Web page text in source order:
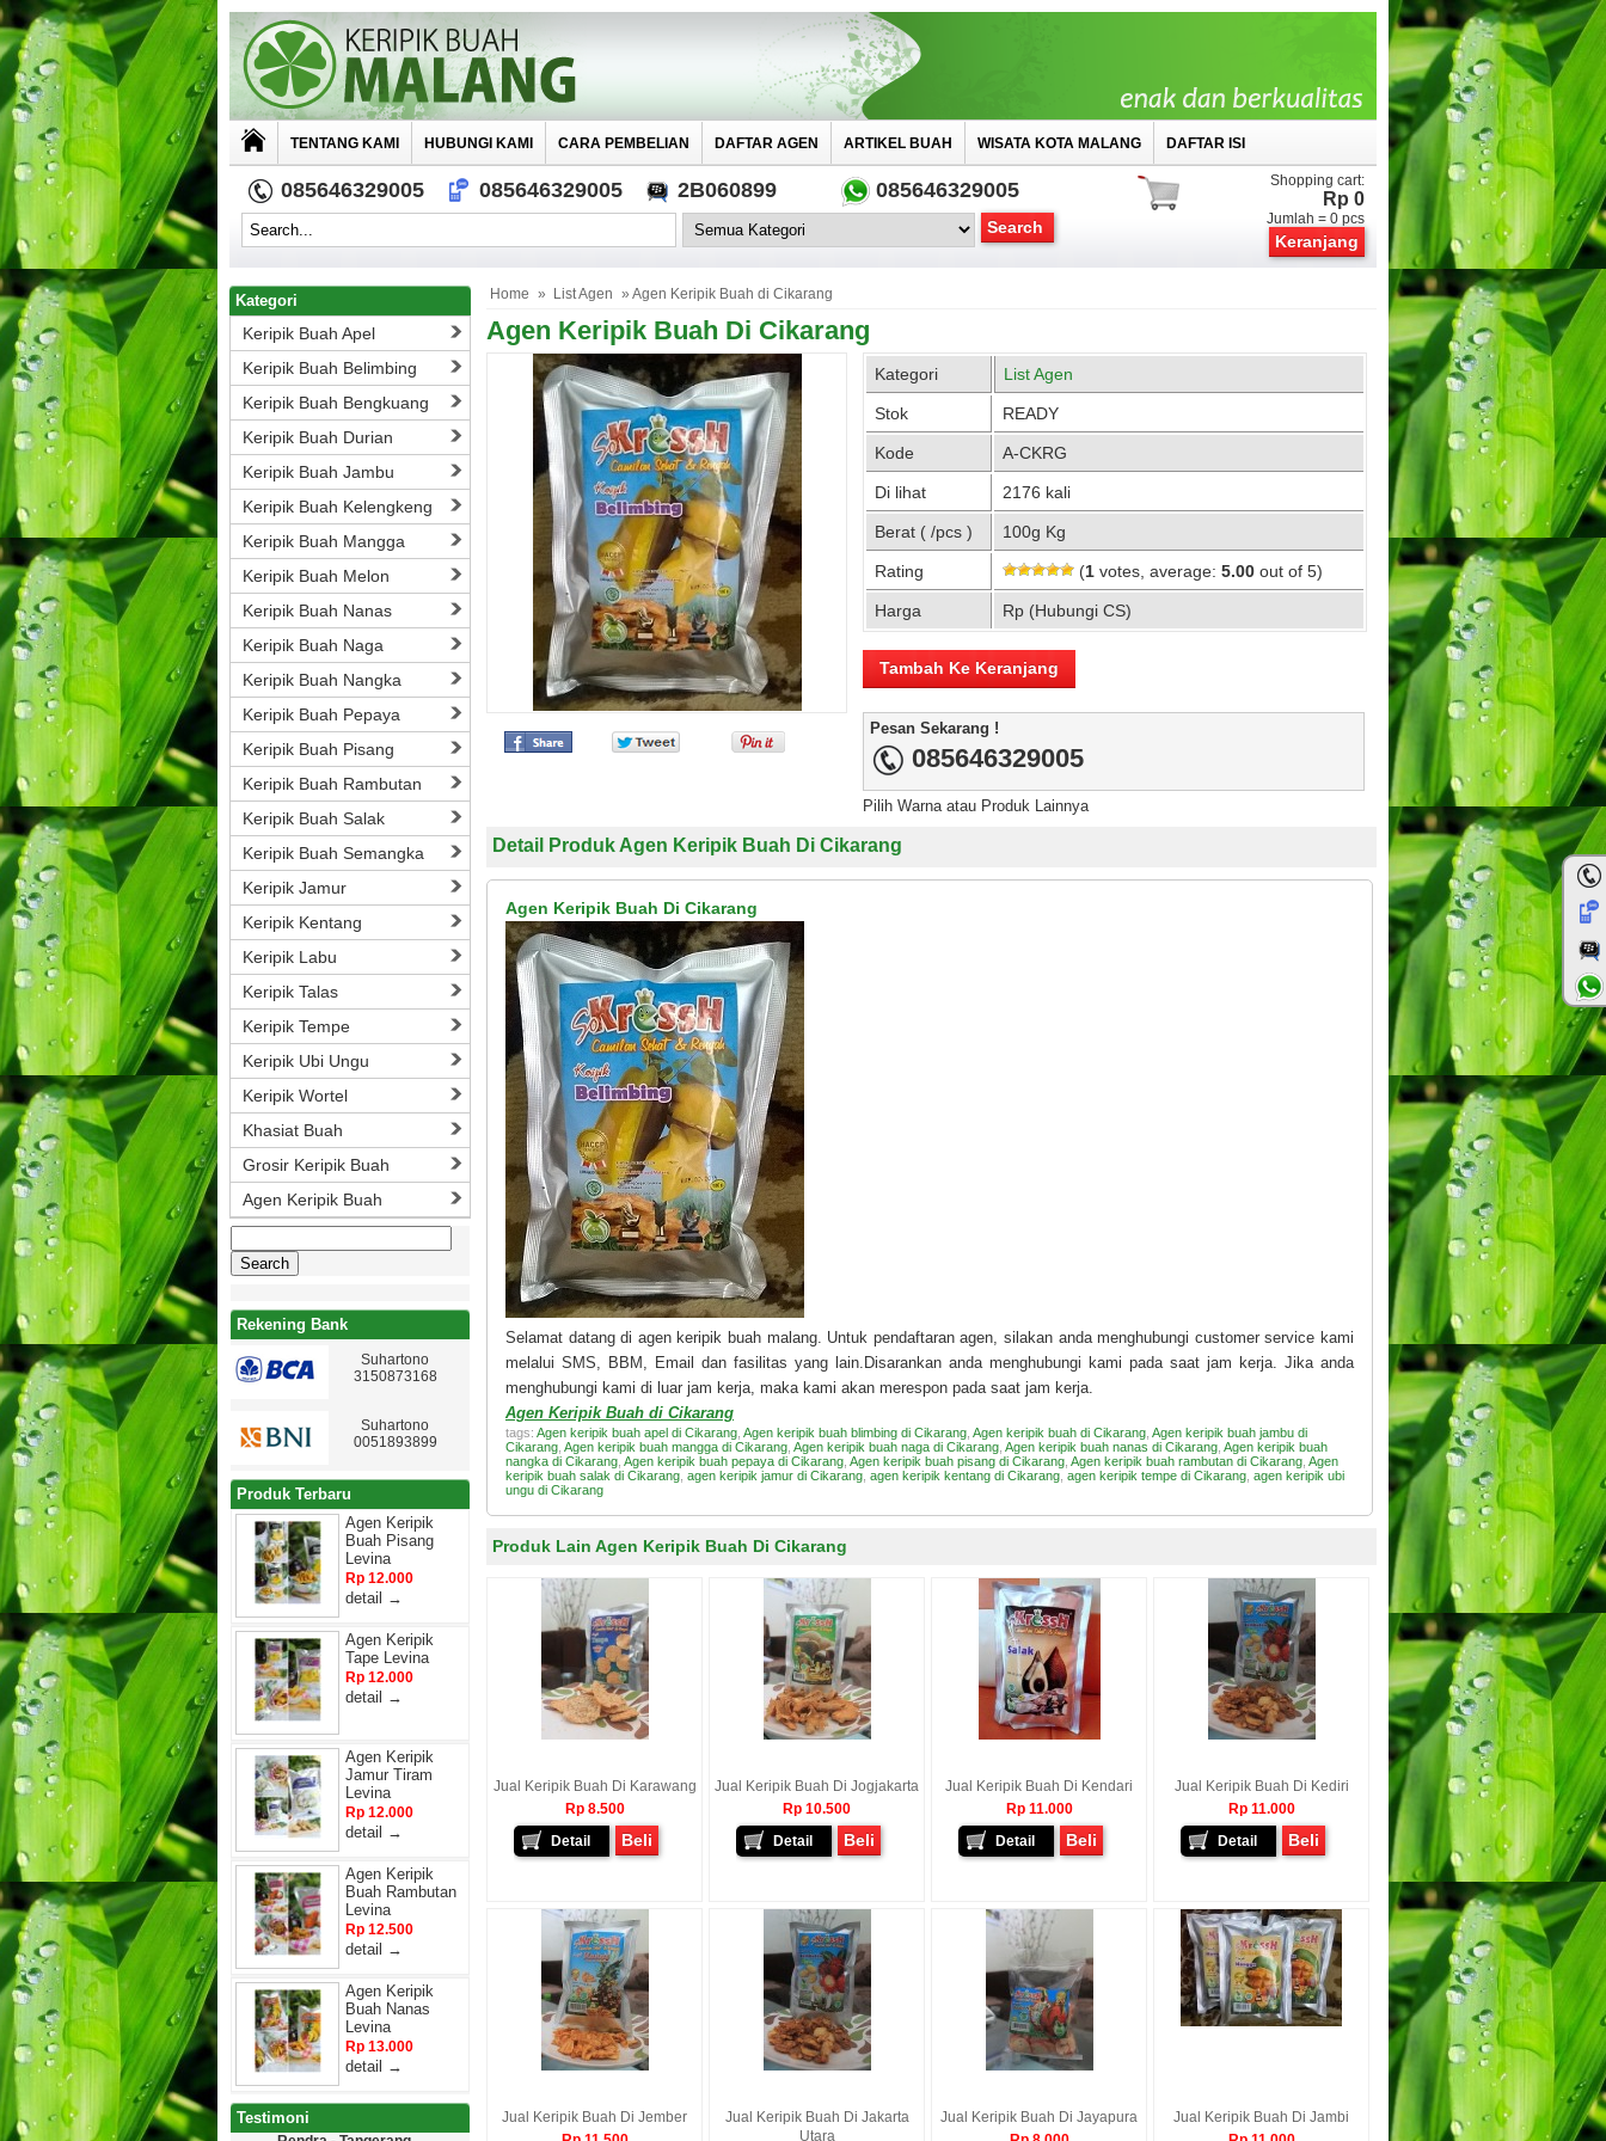
TENTANG KAMI HUBUNGI KAMI CARA PEMBELIAN DAFTAR AGEN ARTIKEL BUAH WISATA KOTA MALANG DAFTAR ISI
Shopping cart:
Rp 0
Jumlah = 0 pcs
Keranjang
085646329005 085646329005 2B060899 085646329005
Home » List Agen » Agen Keripik Buah di Cikarang
Agen Keripik Buah Di Cikarang
Kategori List Agen
Stok READY
Kode A-CKRG
Di lihat 2176 kali
Berat ( /pcs ) 100g Kg
Rating (1 votes, average: 5.00 out of 5)
Harga Rp (Hubungi CS)
Pesan Sekarang !
085646329005
Pilih Warna atau Produk Lainnya
Detail Produk Agen Keripik Buah Di Cikarang
Agen Keripik Buah Di Cikarang
Selamat datang di agen keripik buah malang. Untuk pendaftaran agen, silakan anda menghubungi customer service kami
melalui SMS, BBM, Email dan fasilitas yang lain.Disarankan anda menghubungi kami pada saat jam kerja. Jika anda
menghubungi kami di luar jam kerja, maka kami akan merespon pada saat jam kerja.
Agen Keripik Buah di Cikarang
tags: Agen keripik buah apel di Cikarang Agen keripik buah blimbing di Cikarang Agen keripik buah di Cikarang Agen keripik buah jambu di
Cikarang Agen keripik buah mangga di Cikarang Agen keripik buah naga di Cikarang Agen keripik buah nanas di Cikarang Agen keripik buah
nangka di Cikarang Agen keripik buah pepaya di Cikarang Agen keripik buah pisang di Cikarang Agen keripik buah rambutan di Cikarang Agen
keripik buah salak di Cikarang agen keripik jamur di Cikarang agen keripik kentang di Cikarang agen keripik tempe di Cikarang agen keripik ubi
ungu di Cikarang
Produk Lain Agen Keripik Buah Di Cikarang
Jual Keripik Buah Di Karawang
Rp 8.500
Detail
Beli
Jual Keripik Buah Di Jogjakarta
Rp 10.500
Detail
Beli
Jual Keripik Buah Di Kendari
Rp 11.000
Detail
Beli
Jual Keripik Buah Di Kediri
Rp 11.000
Detail
Beli
Jual Keripik Buah Di Jember
Jual Keripik Buah Di Jakarta
Utara
Jual Keripik Buah Di Jayapura
Jual Keripik Buah Di Jambi
Kategori
Keripik Buah Apel
Keripik Buah Belimbing
Keripik Buah Bengkuang
Keripik Buah Durian
Keripik Buah Jambu
Keripik Buah Kelengkeng
Keripik Buah Mangga
Keripik Buah Melon
Keripik Buah Nanas
Keripik Buah Naga
Keripik Buah Nangka
Keripik Buah Pepaya
Keripik Buah Pisang
Keripik Buah Rambutan
Keripik Buah Salak
Keripik Buah Semangka
Keripik Jamur
Keripik Kentang
Keripik Labu
Keripik Talas
Keripik Tempe
Keripik Ubi Ungu
Keripik Wortel
Khasiat Buah
Grosir Keripik Buah
Agen Keripik Buah
for:
Rekening Bank
Suhartono
3150873168
Suhartono
0051893899
Produk Terbaru
Agen Keripik
Buah Pisang
Levina
Rp 12.000
detail →
Agen Keripik
Tape Levina
Rp 12.000
detail →
Agen Keripik
Jamur Tiram
Levina
Rp 12.000
detail →
Agen Keripik
Buah Rambutan
Levina
Rp 12.500
detail →
Agen Keripik
Buah Nanas
Levina
Rp 13.000
detail →
Testimoni